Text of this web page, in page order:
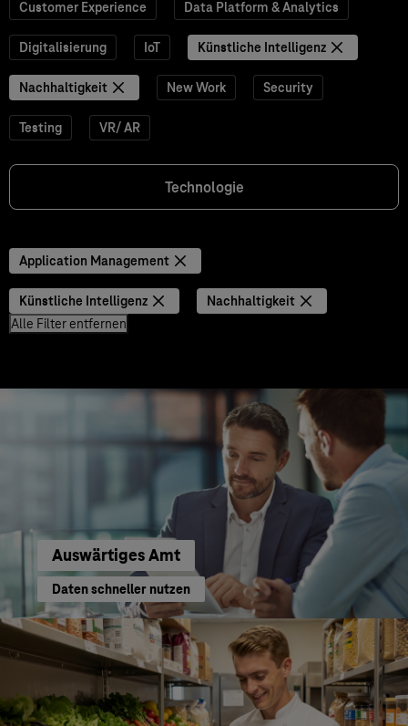
Customer Experience Data Platform & Analytics
Digitalisierung IoT Künstliche Intelligenz
Nachhaltigkeit New Work Security
Testing VR/ AR
Technologie
Application Management
Künstliche Intelligenz
Nachhaltigkeit
Alle Filter entfernen
Auswärtiges Amt
Daten schneller nutzen